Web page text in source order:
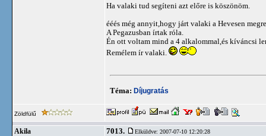
Ha valaki tud segíteni azt előre is köszönöm.
ééés még annyit,hogy járt valaki a Hevesen
A Pegazusban írtak róla.
Én ott voltam mind a 4 alkalommal,és kíváncsi
Remélem ír valaki.
Téma: Díjugratás
Zöldfülű
Akila 7013. Elküldve: 2007-07-10 12:20:28